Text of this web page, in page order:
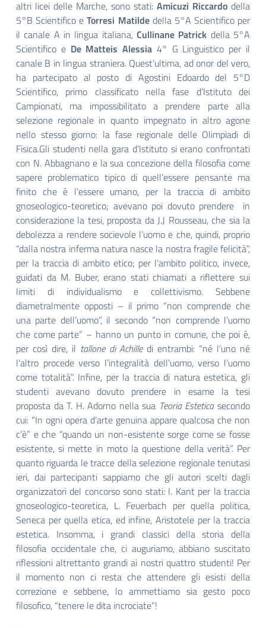
altri licei delle Marche, sono stati: Amicuzi Riccardo della
5°B Scientifico eTorresi Matildedella 5°A Scientifico per
il canale A in lingua italiana, Cullinane Patrick della 5°A
Scientifico e De Matteis Alessia 4° G Linguistico per il
canale B in lingua straniera. Quest’ultima, ad onor del vero,
ha partecipato al posto di Agostini Edoardo del 5°D
Scientifico, primo classificato nella fase d’Istituto dei
Campionati, ma impossibilitato a prendere parte alla
selezione regionale in quanto impegnato in altro agone
nello stesso giorno: la fase regionale delle Olimpiadi di
Fisica.Gli studenti nella gara d’Istituto si erano confrontati
con N. Abbagnano e la sua concezione della filosofia come
sapere problematico tipico di quell’essere pensante ma
finito che è l’essere umano, per la traccia di ambito
gnoseologico-teoretico; avevano poi dovuto prendere in
considerazione la tesi, proposta da J.J Rousseau, che sia la
debolezza a rendere socievole l’uomo e che, quindi, proprio
“dalla nostra inferma natura nasce la nostra fragile felicità”,
per la traccia di ambito etico; per l’ambito politico, invece,
guidati da M. Buber, erano stati chiamati a riflettere sui
limiti di individualismo e collettivismo. Sebbene
diametralmente opposti – il primo “non comprende che
una parte dell’uomo”, il secondo “non comprende l’uomo
che come parte” – hanno un punto in comune, che poi è,
per così dire, il tallone di Achilledi entrambi: “né l’uno né
l’altro procede verso l’integralità dell’uomo, verso l’uomo
come totalità”. Infine, per la traccia di natura estetica, gli
studenti avevano dovuto prendere in esame la tesi
proposta da T. H. Adorno nella sua Teoria Esteticasecondo
cui: “In ogni opera d’arte genuina appare qualcosa che non
c’è” e che “quando un non-esistente sorge come se fosse
esistente, si mette in moto la questione della verità”. Per
quanto riguarda le tracce della selezione regionale tenutasi
ieri, dai partecipanti sappiamo che gli autori scelti dagli
organizzatori del concorso sono stati: I. Kant per la traccia
gnoseologico-teoretica, L. Feuerbach per quella politica,
Seneca per quella etica, ed infine, Aristotele per la traccia
estetica. Insomma, i grandi classici della storia della
filosofia occidentale che, ci auguriamo, abbiano suscitato
riflessioni altrettanto grandi ai nostri quattro studenti! Per
il momento non ci resta che attendere gli esisti della
correzione e sebbene, lo ammettiamo sia gesto poco
filosofico, “tenere le dita incrociate”!